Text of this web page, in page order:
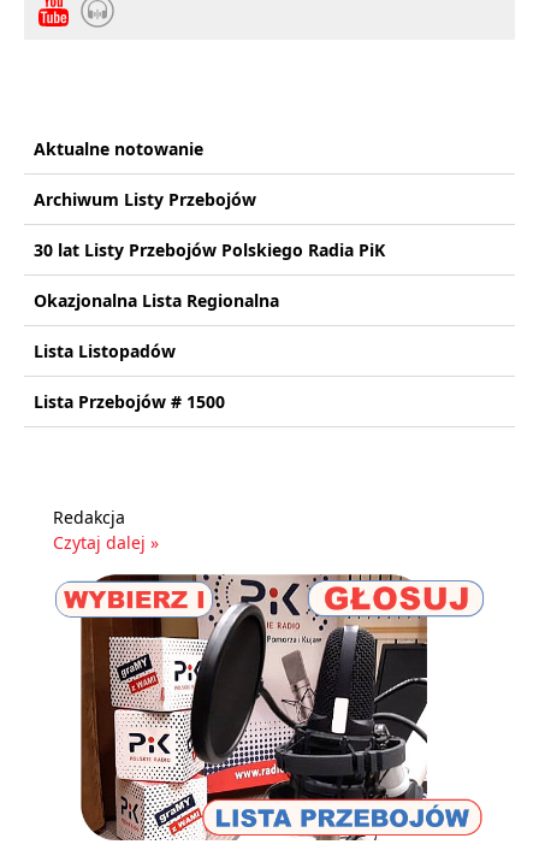
Aktualne notowanie
Archiwum Listy Przebojów
30 lat Listy Przebojów Polskiego Radia PiK
Okazjonalna Lista Regionalna
Lista Listopadów
Lista Przebojów # 1500
Redakcja
Czytaj dalej »